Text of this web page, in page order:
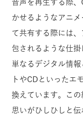
音声を再生する際
かせるようなアニ
て共有する際には
包されるような仕
単なるデジタル情
トやCDといったエ
換えています。こ
思いがひしひしと伝